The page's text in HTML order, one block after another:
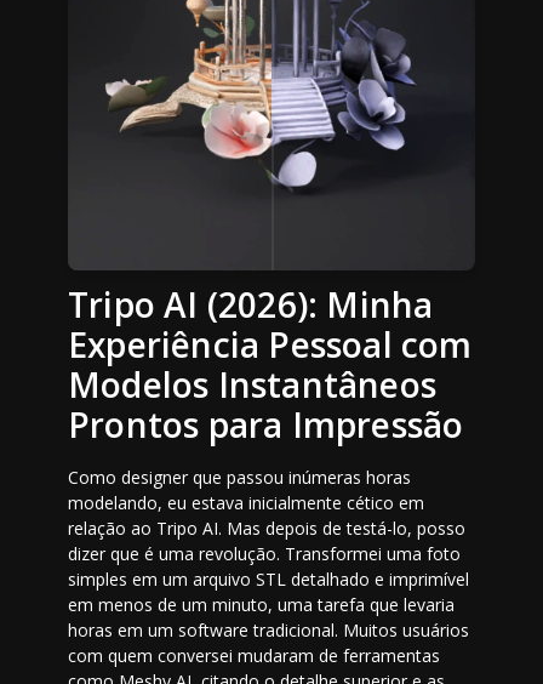
Tripo AI (2026): Minha
Experiência Pessoal com
Modelos Instantâneos
Prontos para Impressão
Como designer que passou inúmeras horas
modelando, eu estava inicialmente cético em
relação ao Tripo AI. Mas depois de testá-lo, posso
dizer que é uma revolução. Transformei uma foto
simples em um arquivo STL detalhado e imprimível
em menos de um minuto, uma tarefa que levaria
horas em um software tradicional. Muitos usuários
com quem conversei mudaram de ferramentas